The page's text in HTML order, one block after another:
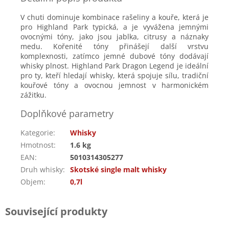
V chuti dominuje kombinace rašeliny a kouře, která je
pro Highland Park typická, a je vyvážena jemnými
ovocnými tóny, jako jsou jablka, citrusy a náznaky
medu. Kořenité tóny přinášejí další vrstvu
komplexnosti, zatímco jemné dubové tóny dodávají
whisky plnost. Highland Park Dragon Legend je ideální
pro ty, kteří hledají whisky, která spojuje sílu, tradiční
kouřové tóny a ovocnou jemnost v harmonickém
zážitku.
Doplňkové parametry
Kategorie:
Whisky
Hmotnost:
1.6 kg
EAN:
5010314305277
Druh whisky: Skotské single malt whisky
Objem: 0,7l
Související produkty